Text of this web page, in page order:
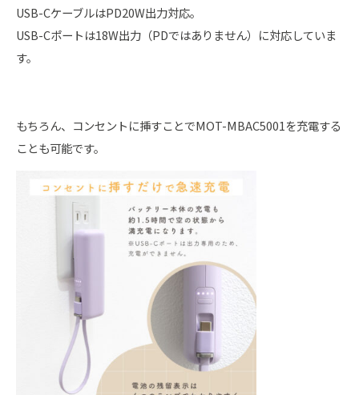
USB-CケーブルはPD20W出力対応。
USB-Cポートは18W出力（PDではありません）に対応していま
す。
もちろん、コンセントに挿すことでMOT-MBAC5001を充電する
ことも可能です。